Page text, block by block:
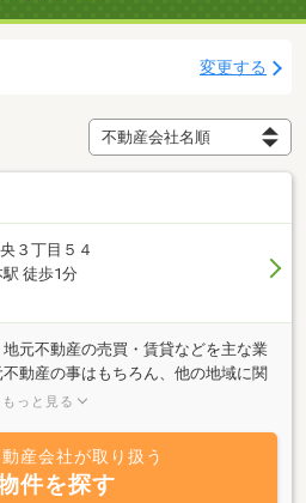
変更する
３丁目５４
駅 徒歩1分
元不動産の売買・賃貸などを主な業
動産の事はもちろん、他の地域に関
問合せ下さい。創業50年の豊富な情
査定も随時受け付けております。物
可能です。高崎線北本駅西口側に降
越し下さい。お客様のご来店を心か
もっと見る
産会社が取り扱う
件を探す